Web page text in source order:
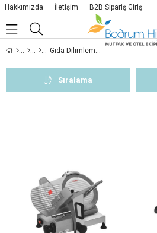
Hakkımızda İletişim
B2B Sipariş Giriş
Gıda Dilimleme Makineleri
Sıralama